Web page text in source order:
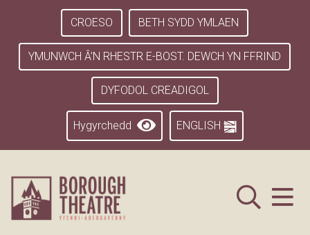
CROESO BETH SYDD YMLAEN
YMUNWCH Â’N RHESTR E-BOST. DEWCH YN FFRIND
DYFODOL CREADIGOL
Hygyrchedd ENGLISH